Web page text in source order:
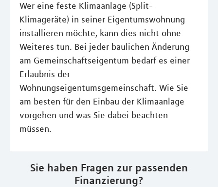
Wer eine feste Klimaanlage (Split-
Klimageräte) in seiner Eigentumswohnung
installieren möchte, kann dies nicht ohne
Weiteres tun. Bei jeder baulichen Änderung
am Gemeinschaftseigentum bedarf es einer
Erlaubnis der
Wohnungseigentumsgemeinschaft. Wie Sie
am besten für den Einbau der Klimaanlage
vorgehen und was Sie dabei beachten
müssen.
Sie haben Fragen zur passenden
Finanzierung?